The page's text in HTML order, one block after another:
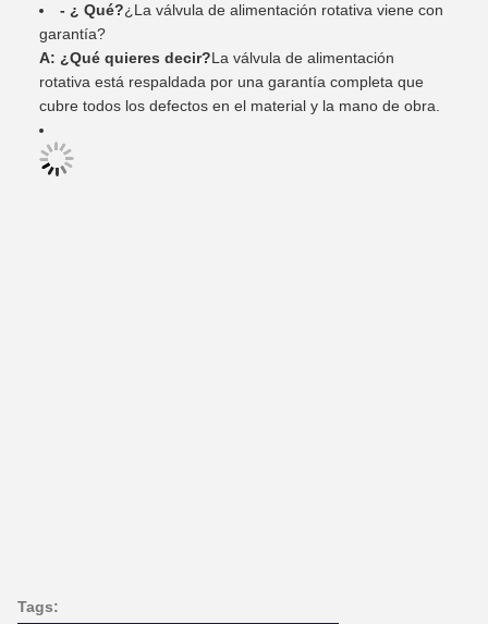
- ¿ Qué?¿La válvula de alimentación rotativa viene con
garantía?
A: ¿Qué quieres decir?La válvula de alimentación
rotativa está respaldada por una garantía completa que
cubre todos los defectos en el material y la mano de obra.
Tags: